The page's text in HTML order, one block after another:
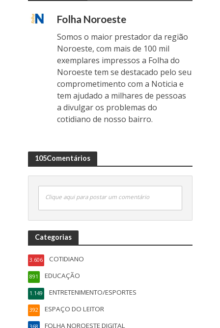
Folha Noroeste
Somos o maior prestador da região
Noroeste, com mais de 100 mil
exemplares impressos a Folha do
Noroeste tem se destacado pelo seu
comprometimento com a Noticia e
tem ajudado a milhares de pessoas
a divulgar os problemas do
cotidiano de nosso bairro.
105Comentários
Clique aqui para postar um comentário
Categorias
COTIDIANO
3.606
EDUCAÇÃO
891
ENTRETENIMENTO/ESPORTES
1.149
ESPAÇO DO LEITOR
392
FOLHA NOROESTE DIGITAL
368